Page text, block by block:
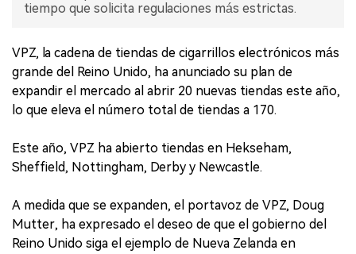
tiempo que solicita regulaciones más estrictas.
VPZ, la cadena de tiendas de cigarrillos electrónicos más
grande del Reino Unido, ha anunciado su plan de
expandir el mercado al abrir 20 nuevas tiendas este año,
lo que eleva el número total de tiendas a 170.
Este año, VPZ ha abierto tiendas en Hekseham,
Sheffield, Nottingham, Derby y Newcastle.
A medida que se expanden, el portavoz de VPZ, Doug
Mutter, ha expresado el deseo de que el gobierno del
Reino Unido siga el ejemplo de Nueva Zelanda en